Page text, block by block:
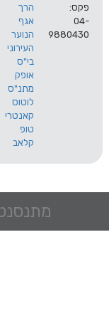
הרך
אגף
הנוער
רם
מרכז
מגדים
למערכת
מתנסנט חוגים